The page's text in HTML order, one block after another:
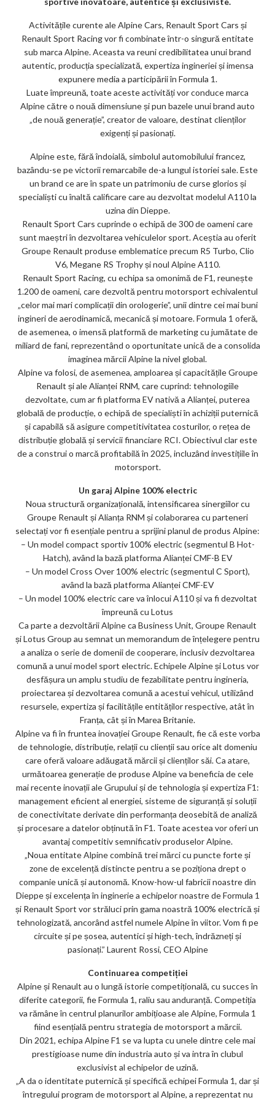
k
m
ar
ks
Activitățile curente ale Alpine Cars, Renault Sport Cars și
Renault Sport Racing vor fi combinate într-o singură entitate
sub marca Alpine. Aceasta va reuni credibilitatea unui brand
autentic, producția specializată, expertiza ingineriei și imensa
expunere media a participării în Formula 1.
Luate împreună, toate aceste activități vor conduce marca
Alpine către o nouă dimensiune și pun bazele unui brand auto
„de nouă generație”, creator de valoare, destinat clienților
exigenți și pasionați.
Alpine este, fără îndoială, simbolul automobilului francez,
bazându-se pe victorii remarcabile de-a lungul istoriei sale. Este
un brand ce are în spate un patrimoniu de curse glorios și
specialiști cu înaltă calificare care au dezvoltat modelul A110 la
uzina din Dieppe.
Renault Sport Cars cuprinde o echipă de 300 de oameni care
sunt maeștri în dezvoltarea vehiculelor sport. Aceștia au oferit
Groupe Renault produse emblematice precum R5 Turbo, Clio
V6, Megane RS Trophy și noul Alpine A110.
Renault Sport Racing, cu echipa sa omonimă de F1, reunește
1.200 de oameni, care dezvoltă pentru motorsport echivalentul
„celor mai mari complicații din orologerie”, unii dintre cei mai buni
ingineri de aerodinamică, mecanică și motoare. Formula 1 oferă,
de asemenea, o imensă platformă de marketing cu jumătate de
miliard de fani, reprezentând o oportunitate unică de a consolida
imaginea mărcii Alpine la nivel global.
Alpine va folosi, de asemenea, amploarea și capacitățile Groupe
Renault și ale Alianței RNM, care cuprind: tehnologiile
dezvoltate, cum ar fi platforma EV nativă a Alianței, puterea
globală de producție, o echipă de specialiști în achiziții puternică
și capabilă să asigure competitivitatea costurilor, o rețea de
distribuție globală și servicii financiare RCI. Obiectivul clar este
de a construi o marcă profitabilă în 2025, incluzând investițiile în
motorsport.
Un garaj Alpine 100% electric
Noua structură organizațională, intensificarea sinergiilor cu
Groupe Renault și Alianța RNM și colaborarea cu parteneri
selectați vor fi esențiale pentru a sprijini planul de produs Alpine:
– Un model compact sportiv 100% electric (segmentul B Hot-
Hatch), având la bază platforma Alianței CMF-B EV
– Un model Cross Over 100% electric (segmentul C Sport),
având la bază platforma Alianței CMF-EV
– Un model 100% electric care va înlocui A110 și va fi dezvoltat
împreună cu Lotus
Ca parte a dezvoltării Alpine ca Business Unit, Groupe Renault
și Lotus Group au semnat un memorandum de înțelegere pentru
a analiza o serie de domenii de cooperare, inclusiv dezvoltarea
comună a unui model sport electric. Echipele Alpine și Lotus vor
desfășura un amplu studiu de fezabilitate pentru ingineria,
proiectarea și dezvoltarea comună a acestui vehicul, utilizând
resursele, expertiza și facilitățile entităților respective, atât în
Franța, cât și în Marea Britanie.
Alpine va fi în fruntea inovației Groupe Renault, fie că este vorba
de tehnologie, distribuție, relații cu clienții sau orice alt domeniu
care oferă valoare adăugată mărcii și clienților săi. Ca atare,
următoarea generație de produse Alpine va beneficia de cele
mai recente inovații ale Grupului și de tehnologia și expertiza F1:
management eficient al energiei, sisteme de siguranță și soluții
de conectivitate derivate din performanța deosebită de analiză
și procesare a datelor obținută în F1. Toate acestea vor oferi un
avantaj competitiv semnificativ produselor Alpine.
„Noua entitate Alpine combină trei mărci cu puncte forte și
zone de excelență distincte pentru a se poziționa drept o
companie unică și autonomă. Know-how-ul fabricii noastre din
Dieppe și excelența în inginerie a echipelor noastre de Formula 1
și Renault Sport vor străluci prin gama noastră 100% electrică și
tehnologizată, ancorând astfel numele Alpine în viitor. Vom fi pe
circuite și pe șosea, autentici și high-tech, îndrăzneți și
pasionați.” Laurent Rossi, CEO Alpine
Continuarea competiției
Alpine și Renault au o lungă istorie competițională, cu succes în
diferite categorii, fie Formula 1, raliu sau anduranță. Competiția
va rămâne în centrul planurilor ambițioase ale Alpine, Formula 1
fiind esențială pentru strategia de motorsport a mărcii.
Din 2021, echipa Alpine F1 se va lupta cu unele dintre cele mai
prestigioase nume din industria auto și va intra în clubul
exclusivist al echipelor de uzină.
„A da o identitate puternică și specifică echipei Formula 1, dar și
întregului program de motorsport al Alpine, a reprezentat nu